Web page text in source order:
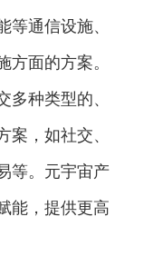
等通信设施、
方面的方案。
多种类型的、
案，如社交、
等。元宇宙产
能，提供更高